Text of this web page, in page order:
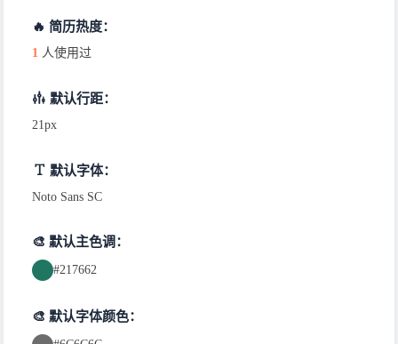
🔥 简历热度：
1 人使用过
默认行距：
21px
默认字体：
Noto Sans SC
🎨 默认主色调：
#217662
🎨 默认字体颜色：